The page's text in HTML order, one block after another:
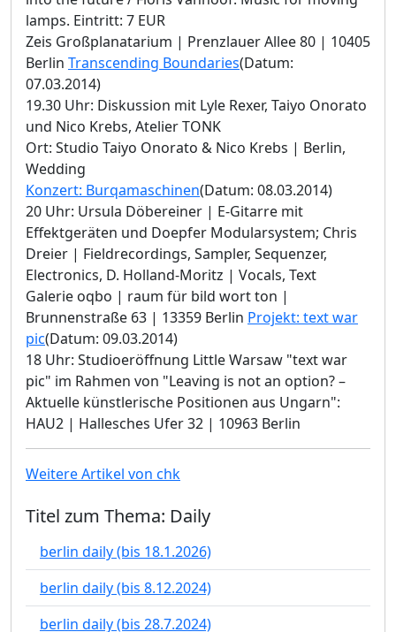
lamps. Eintritt: 7 EUR
Zeis Großplanatarium | Prenzlauer Allee 80 | 10405
Berlin Transcending Boundaries(Datum:
07.03.2014)
19.30 Uhr: Diskussion mit Lyle Rexer, Taiyo Onorato
und Nico Krebs, Atelier TONK
Ort: Studio Taiyo Onorato & Nico Krebs | Berlin,
Wedding
Konzert: Burqamaschinen(Datum: 08.03.2014)
20 Uhr: Ursula Döbereiner | E-Gitarre mit
Effektgeräten und Doepfer Modularsystem; Chris
Dreier | Fieldrecordings, Sampler, Sequenzer,
Electronics, D. Holland-Moritz | Vocals, Text
Galerie oqbo | raum für bild wort ton |
Brunnenstraße 63 | 13359 Berlin Projekt: text war
pic(Datum: 09.03.2014)
18 Uhr: Studioeröffnung Little Warsaw "text war
pic" im Rahmen von "Leaving is not an option? –
Aktuelle künstlerische Positionen aus Ungarn":
HAU2 | Hallesches Ufer 32 | 10963 Berlin
Weitere Artikel von chk
Titel zum Thema: Daily
berlin daily (bis 18.1.2026)
berlin daily (bis 8.12.2024)
berlin daily (bis 28.7.2024)